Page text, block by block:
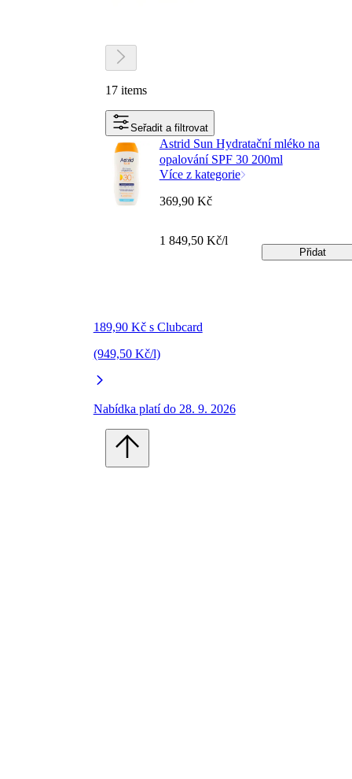
17 items
Seřadit a filtrovat
Astrid Sun Hydratační mléko na
opalování SPF 30 200ml
Více z kategorie
189,90 Kč s Clubcard
(949,50 Kč/l)
Nabídka platí do 28. 9. 2026
369,90 Kč
1 849,50 Kč/l
Přidat